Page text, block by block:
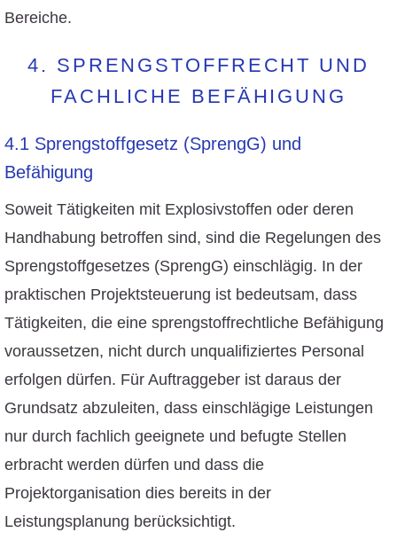
Bereiche.
4. SPRENGSTOFFRECHT UND
FACHLICHE BEFÄHIGUNG
4.1 Sprengstoffgesetz (SprengG) und
Befähigung
Soweit Tätigkeiten mit Explosivstoffen oder deren
Handhabung betroffen sind, sind die Regelungen des
Sprengstoffgesetzes (SprengG) einschlägig. In der
praktischen Projektsteuerung ist bedeutsam, dass
Tätigkeiten, die eine sprengstoffrechtliche Befähigung
voraussetzen, nicht durch unqualifiziertes Personal
erfolgen dürfen. Für Auftraggeber ist daraus der
Grundsatz abzuleiten, dass einschlägige Leistungen
nur durch fachlich geeignete und befugte Stellen
erbracht werden dürfen und dass die
Projektorganisation dies bereits in der
Leistungsplanung berücksichtigt.